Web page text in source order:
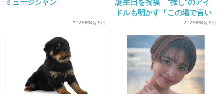
+29 -0
2013/04/03(水) 17:19:34
古いポスターの絵がカッコいい！
+31 -1
ミュージシャン
2026年8月6日
誕生日を祝福 “推し”のアイ
ドルも明かす「この場で言い
2026年8月6日